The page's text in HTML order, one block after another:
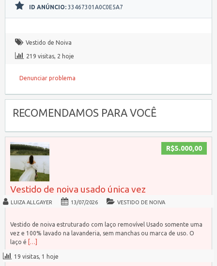
ID ANÚNCIO: 33467301A0C0E5A7
Vestido de Noiva
219 visitas, 2 hoje
Denunciar problema
RECOMENDAMOS PARA VOCÊ
R$5.000,00
Vestido de noiva usado única vez
LUIZA ALLGAYER 13/07/2026 VESTIDO DE NOIVA
Vestido de noiva estruturado com laço removível Usado somente uma
vez e 100% lavado na lavanderia, sem manchas ou marca de uso. O
laço é
[…]
19 visitas, 1 hoje